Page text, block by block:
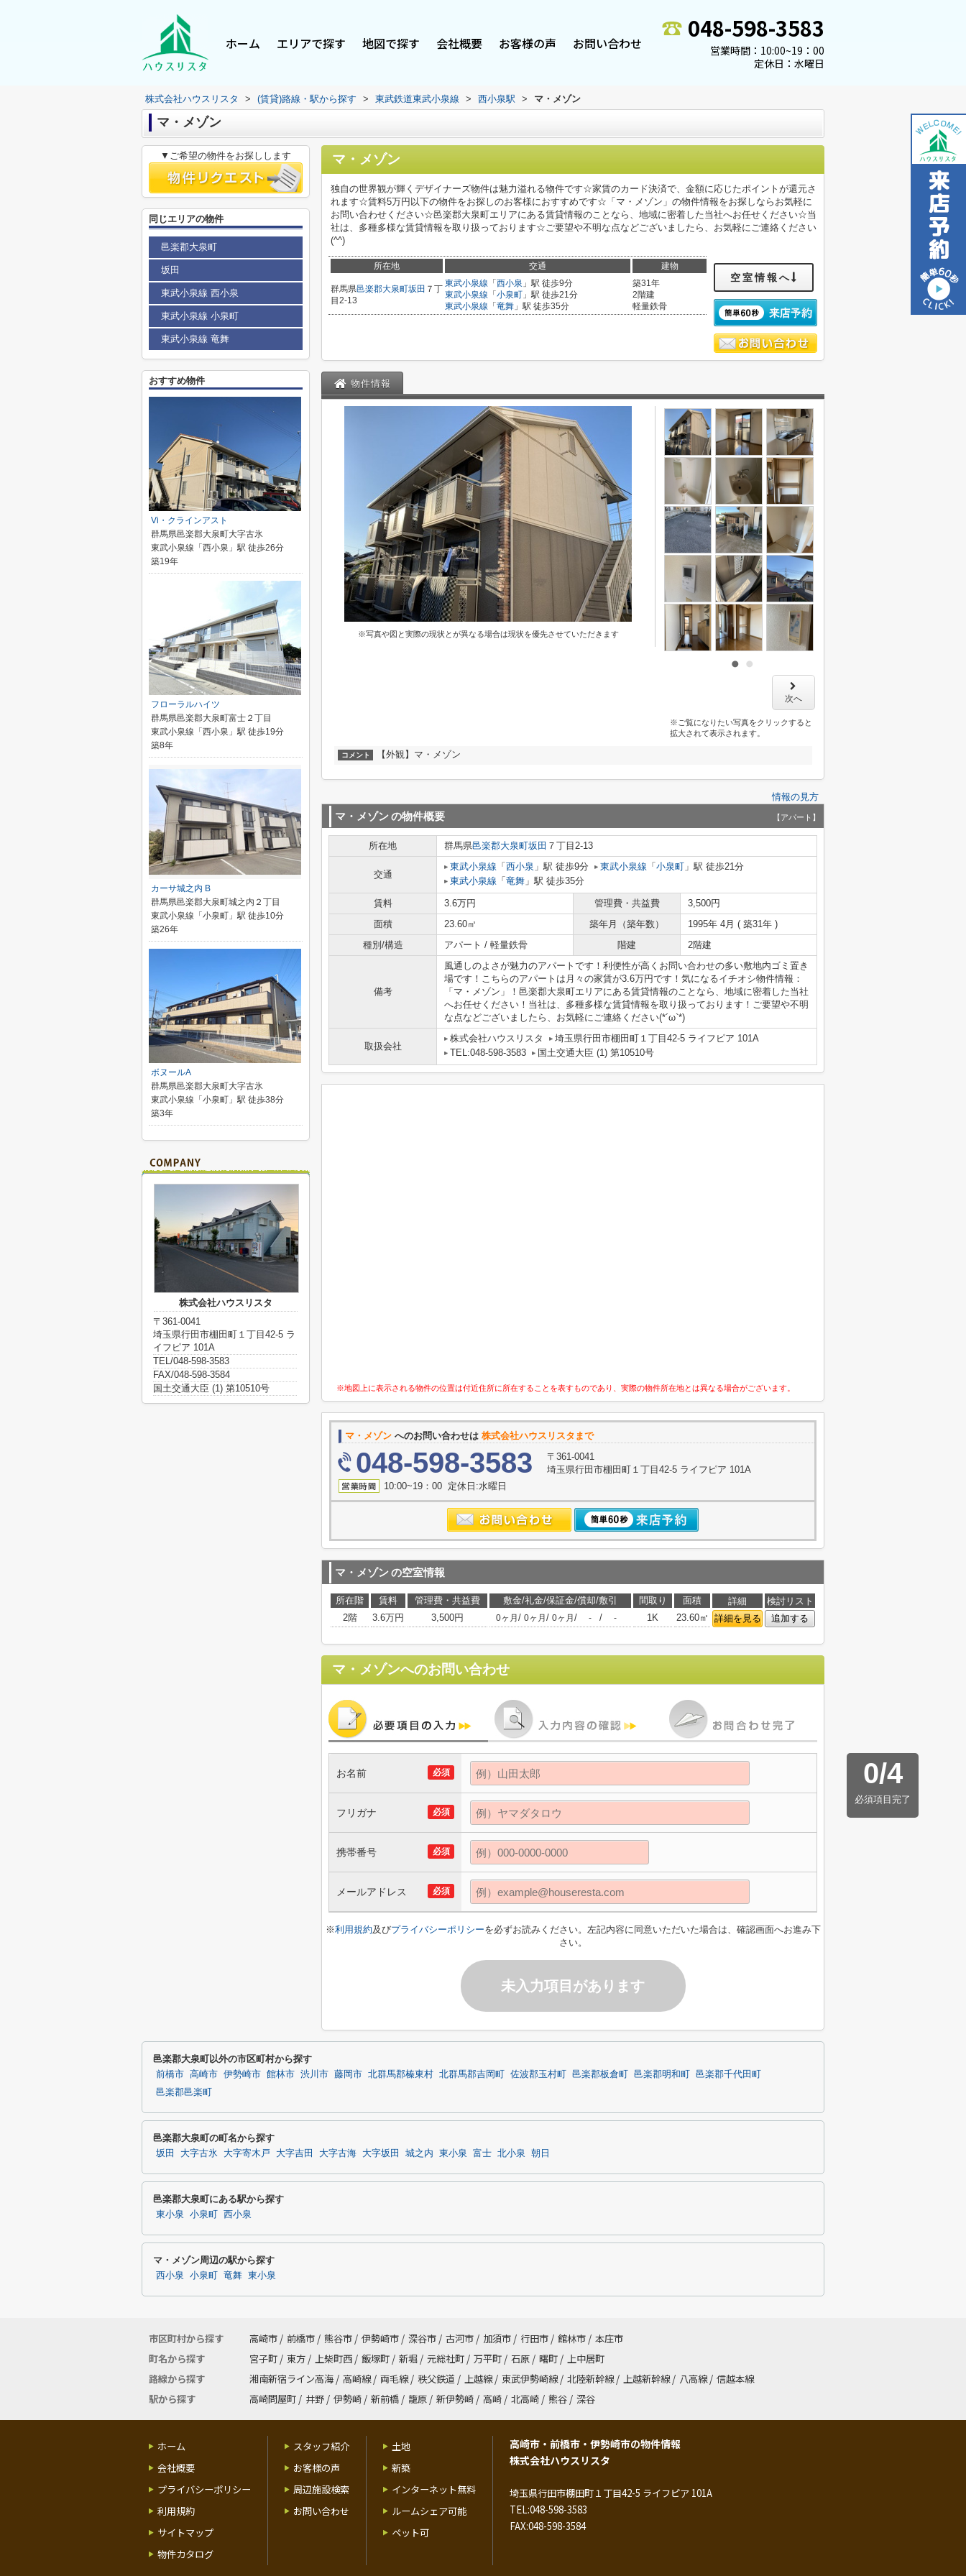
ホーム エリアで探す 地図で探す 会社概要 お客様の声 お問い合わせ
048-598-3583
営業時間：10:00~19：00
定休日：水曜日
株式会社ハウスリスタ > (賃貸)路線・駅から探す > 東武鉄道東武小泉線 > 西小泉駅 > マ・メゾン
マ・メゾン
マ・メゾン
独自の世界観が輝くデザイナーズ物件は魅力溢れる物件です☆家賃のカード決済で、金額に応じたポイントが還元さ
れます☆賃料5万円以下の物件をお探しのお客様におすすめです☆「マ・メゾン」の物件情報をお探しならお気軽に
お問い合わせください☆邑楽郡大泉町エリアにある賃貸情報のことなら、地域に密着した当社へお任せください☆当
社は、多種多様な賃貸情報を取り扱っております☆ご要望や不明な点などございましたら、お気軽にご連絡ください
(^^)
所在地 交通 建物
群馬県邑楽郡大泉町坂田 ７丁
目2-13
東武小泉線 「 西小泉 」駅 徒歩9分
東武小泉線 「 小泉町 」駅 徒歩21分
東武小泉線 「 竜舞 」駅 徒歩35分
築31年
2階建
軽量鉄骨
空室情報へ
物件情報
※写真や図と実際の現状とが異なる場合は現状を優先させていただきます
次へ
※ご覧になりたい写真をクリックすると
拡大されて表示されます。
コメント 【外観】マ・メゾン
情報の見方
マ・メゾンの物件概要 【アパート】
所在地 群馬県邑楽郡大泉町坂田 ７丁目2-13
交通
東武小泉線 「 西小泉 」駅 徒歩9分 東武小泉線 「 小泉町 」駅 徒歩21分
東武小泉線 「 竜舞 」駅 徒歩35分
賃料 3.6万円 管理費・共益費
3,500円
面積
23.60㎡ 築年月（築年数）
1995年 4月 ( 築31年 )
種別/構造
アパート / 軽量鉄骨 階建 2階建
備考
風通しのよさが魅力のアパートです！利便性が高くお問い合わせの多い敷地内ゴミ置き
場です！こちらのアパートは月々の家賃が3.6万円です！気になるイチオシ物件情報：
「マ・メゾン」！邑楽郡大泉町エリアにある賃貸情報のことなら、地域に密着した当社
へお任せください！当社は、多種多様な賃貸情報を取り扱っております！ご要望や不明
な点などございましたら、お気軽にご連絡ください(*´ω`*)
取扱会社
株式会社ハウスリスタ
埼玉県行田市棚田町１丁目42-5 ライフピア 101A
TEL:048-598-3583
国土交通大臣 (1) 第10510号
※地図上に表示される物件の位置は付近住所に所在することを表すものであり、実際の物件所在地とは異なる場合がございます。
マ・メゾン へのお問い合わせは 株式会社ハウスリスタまで
048-598-3583
〒361-0041
埼玉県行田市棚田町１丁目42-5 ライフピア 101A
10:00~19：00 定休日:水曜日
マ・メゾンの空室情報
所在階 賃料 管理費・共益費 敷金/礼金/保証金/償却/敷引 間取り 面積 詳細
検討リスト
2階
3.6万円 3,500円 0ヶ月 / 0ヶ月 / 0ヶ月 / - / - 1K 23.60㎡ 詳細を見る 追加する
マ・メゾンへのお問い合わせ
0/4
必須項目完了
必須
お名前
必須
フリガナ
必須
携帯番号
必須
メールアドレス
※利用規約及びプライバシーポリシーを必ずお読みください。左記内容に同意いただいた場合は、確認画面へお進み下
さい。
未入力項目があります
▼ご希望の物件をお探しします
同じエリアの物件
邑楽郡大泉町
坂田
東武小泉線 西小泉
東武小泉線 小泉町
東武小泉線 竜舞
おすすめ物件
Vi・クラインアスト
群馬県邑楽郡大泉町大字古氷
東武小泉線「西小泉」駅 徒歩26分
築19年
フローラルハイツ
群馬県邑楽郡大泉町富士２丁目
東武小泉線「西小泉」駅 徒歩19分
築8年
カーサ城之内 B
群馬県邑楽郡大泉町城之内２丁目
東武小泉線「小泉町」駅 徒歩10分
築26年
ボヌールA
群馬県邑楽郡大泉町大字古氷
東武小泉線「小泉町」駅 徒歩38分
築3年
株式会社ハウスリスタ
〒361-0041
埼玉県行田市棚田町１丁目42-5 ラ
イフピア 101A
TEL/048-598-3583
FAX/048-598-3584
国土交通大臣 (1) 第10510号
邑楽郡大泉町以外の市区町村から探す
前橋市 高崎市 伊勢崎市 館林市 渋川市 藤岡市 北群馬郡榛東村 北群馬郡吉岡町 佐波郡玉村町 邑楽郡板倉町 邑楽郡明和町
邑楽郡千代田町
邑楽郡邑楽町
邑楽郡大泉町の町名から探す
坂田 大字古氷 大字寄木戸 大字吉田 大字古海 大字坂田 城之内 東小泉 富士 北小泉 朝日
邑楽郡大泉町にある駅から探す
東小泉 小泉町 西小泉
マ・メゾン周辺の駅から探す
西小泉 小泉町 竜舞 東小泉
市区町村から探す 高崎市 / 前橋市 / 熊谷市 / 伊勢崎市 / 深谷市 / 古河市 / 加須市 / 行田市 / 館林市 / 本庄市
町名から探す
宮子町 / 東方 / 上柴町西 / 飯塚町 / 新堀 / 元総社町 / 万平町 / 石原 / 曙町 / 上中居町
路線から探す
湘南新宿ライン高海 / 高崎線 / 両毛線 / 秩父鉄道 / 上越線 / 東武伊勢崎線 / 北陸新幹線 / 上越新幹線 / 八高線 / 信越本線
駅から探す
高崎問屋町 / 井野 / 伊勢崎 / 新前橋 / 籠原 / 新伊勢崎 / 高崎 / 北高崎 / 熊谷 / 深谷
ホーム
会社概要
プライバシーポリシー
利用規約
サイトマップ
物件カタログ
スタッフ紹介
お客様の声
周辺施設検索
お問い合わせ
土地
新築
インターネット無料
ルームシェア可能
ペット可
高崎市・前橋市・伊勢崎市の物件情報
株式会社ハウスリスタ
埼玉県行田市棚田町１丁目42-5 ライフピア 101A
TEL:048-598-3583
FAX:048-598-3584